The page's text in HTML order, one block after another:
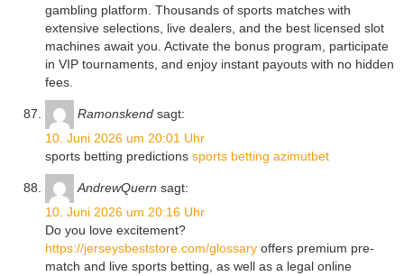
gambling platform. Thousands of sports matches with
extensive selections, live dealers, and the best licensed slot
machines await you. Activate the bonus program, participate
in VIP tournaments, and enjoy instant payouts with no hidden
fees.
Ramonskend sagt:
10. Juni 2026 um 20:01 Uhr
sports betting predictions sports betting azimutbet
AndrewQuern sagt:
10. Juni 2026 um 20:16 Uhr
Do you love excitement?
https://jerseysbeststore.com/glossary offers premium pre-
match and live sports betting, as well as a legal online